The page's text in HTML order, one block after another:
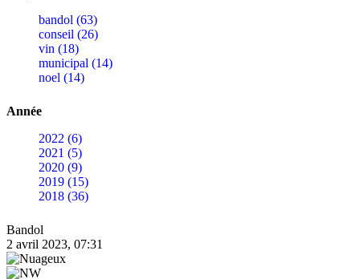
bandol (63)
conseil (26)
vin (18)
municipal (14)
noel (14)
Année
2022 (6)
2021 (5)
2020 (9)
2019 (15)
2018 (36)
Bandol
2 avril 2023, 07:31